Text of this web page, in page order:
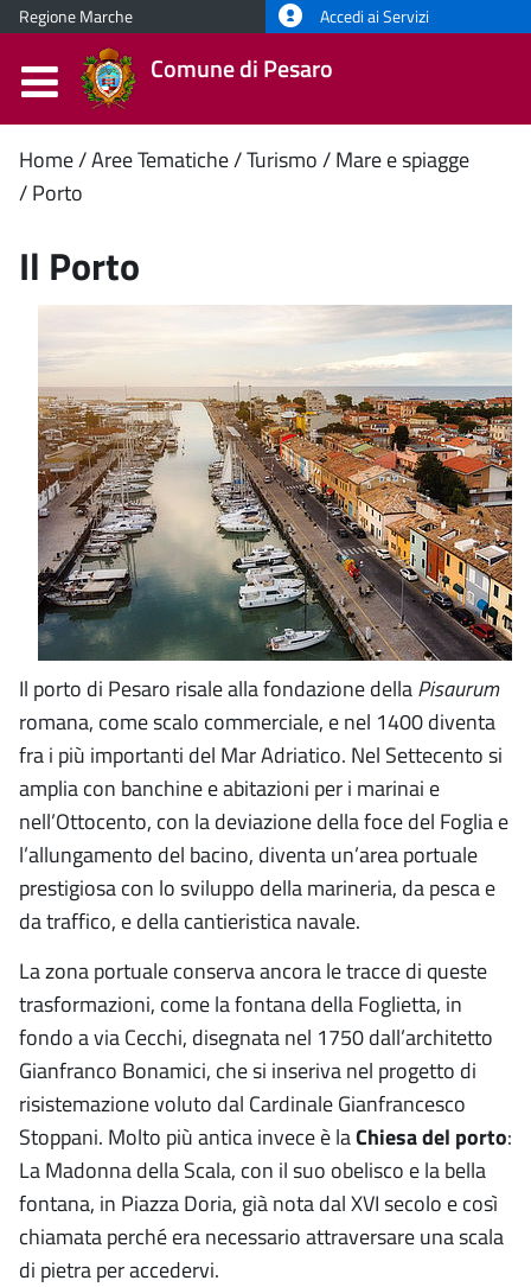
Regione Marche Accedi ai Servizi
Comune di Pesaro
Contenuto
Home Aree Tematiche Turismo
Mare e spiagge
Porto
Il Porto
Il porto di Pesaro risale alla fondazione dellaPisaurum
romana, come scalo commerciale, e nel 1400 diventa
fra i più importanti del Mar Adriatico. Nel Settecento si
amplia con banchine e abitazioni per i marinai e
nell’Ottocento, con la deviazione della foce del Foglia e
l’allungamento del bacino, diventa un’area portuale
prestigiosa con lo sviluppo della marineria, da pesca e
da traffico, e della cantieristica navale.
La zona portuale conserva ancora le tracce di queste
trasformazioni, come la fontana della Foglietta, in
fondo a via Cecchi, disegnata nel 1750 dall’architetto
Gianfranco Bonamici, che si inseriva nel progetto di
risistemazione voluto dal Cardinale Gianfrancesco
Stoppani. Molto più antica invece è laChiesa del porto:
La Madonna della Scala, con il suo obelisco e la bella
fontana, in Piazza Doria, già nota dal XVI secolo e così
chiamata perché era necessario attraversare una scala
di pietra per accedervi.